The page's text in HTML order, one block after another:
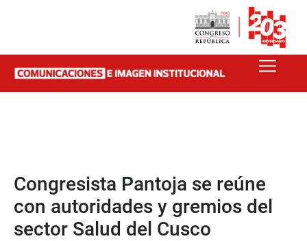
Congresista Pantoja se reúne
con autoridades y gremios del
sector Salud del Cusco